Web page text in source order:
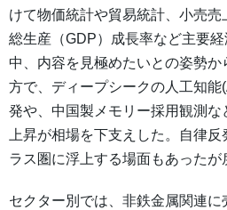
けて物価統計や貿易統計、小売
総生産（GDP）成長率など主要
中、内容を見極めたいとの姿勢
方で、ディープシークの人工知能
発や、中国製メモリー採用観測
上昇が相場を下支えした。自律
ラス圏に浮上する場面もあったが
セクター別では、非鉄金属関連